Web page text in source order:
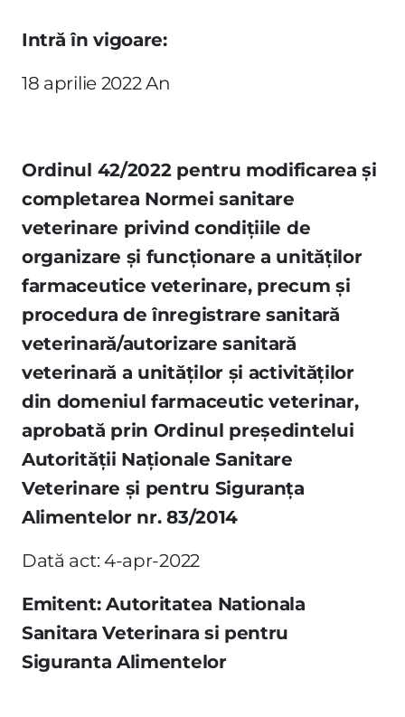
Intră în vigoare:
18 aprilie 2022 An
Ordinul 42/2022 pentru modificarea şi
completarea Normei sanitare
veterinare privind condiţiile de
organizare şi funcţionare a unităţilor
farmaceutice veterinare, precum şi
procedura de înregistrare sanitară
veterinară/autorizare sanitară
veterinară a unităţilor şi activităţilor
din domeniul farmaceutic veterinar,
aprobată prin Ordinul preşedintelui
Autorităţii Naţionale Sanitare
Veterinare şi pentru Siguranţa
Alimentelor nr. 83/2014
Dată act: 4-apr-2022
Emitent: Autoritatea Nationala
Sanitara Veterinara si pentru
Siguranta Alimentelor